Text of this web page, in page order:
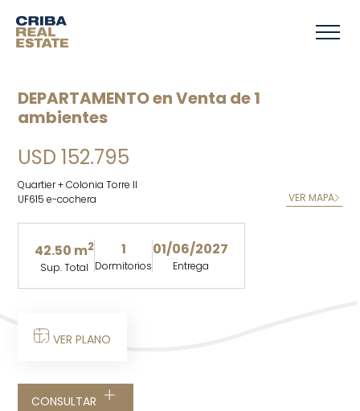
DEPARTAMENTO en Venta de 1
ambientes
USD 152.795
Quartier + Colonia Torre II
UF615 e-cochera
VER MAPA
42.50 m2
Sup. Total
1
Dormitorios
01/06/2027
Entrega
VER PLANO
CONSULTAR